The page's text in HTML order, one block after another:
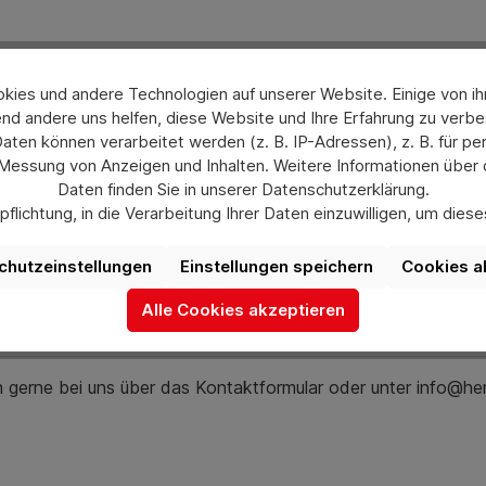
und wechselbarer Black Blade (SK5) Schneideklinge
TPR-Gehäuse. Die Klinge ist mit einem
bei uns über das Kontaktformular oder unter
und andere Technologien auf unserer Website. Einige von
andere uns helfen, diese Website und Ihre Erfahrung zu
können verarbeitet werden (z. B. IP-Adressen), z. B. für
von Anzeigen und Inhalten. Weitere Informationen über
Daten finden Sie in unserer Datenschutzerklärung.
in die Verarbeitung Ihrer Daten einzuwilligen, um
individueller Einstellungen möglicherweise nicht alle
verfügbar sind.
Mehr Informationen
Cookies
Einstellungen speichern
Alle Cookies akzeptieren